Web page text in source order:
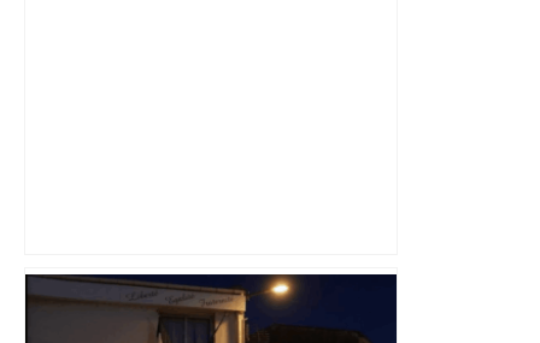
Une épaisse fumée s’échappe d’une
camionnette : les policiers découvrent